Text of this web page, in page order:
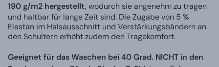
190 g/m2 hergestellt, wodurch sie angenehm zu tragen
und haltbar für lange Zeit sind. Die Zugabe von 5 %
Elastan im Halsausschnitt und Verstärkungsbändern an
den Schultern erhöht zudem den Tragekomfort.
Geeignet für das Waschen bei 40 Grad. NICHT in den